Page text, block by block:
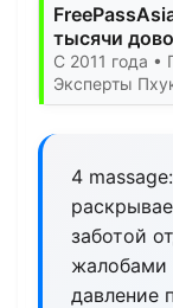
тысячи
С 2011 года •
Эксперты
4
заботой
жалобами
давление